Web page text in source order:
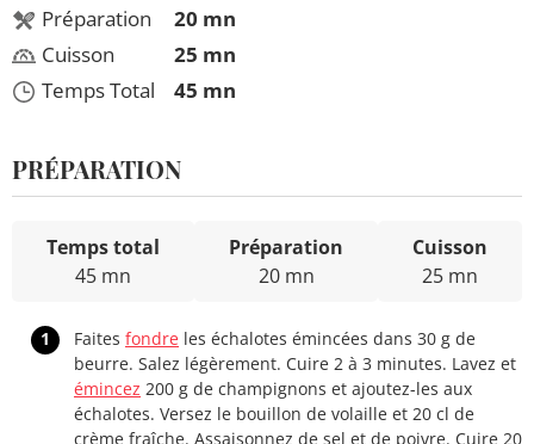
Préparation
Cuisson
Temps Total
20 mn
25 mn
45 mn
PRÉPARATION
Temps total
45 mn
Préparation
20 mn
Cuisson
25 mn
1 Faites fondre les échalotes émincées dans 30 g de
beurre. Salez légèrement. Cuire 2 à 3 minutes. Lavez et
émincez 200 g de champignons et ajoutez-les aux
échalotes. Versez le bouillon de volaille et 20 cl de
crème fraîche. Assaisonnez de sel et de poivre. Cuire 20